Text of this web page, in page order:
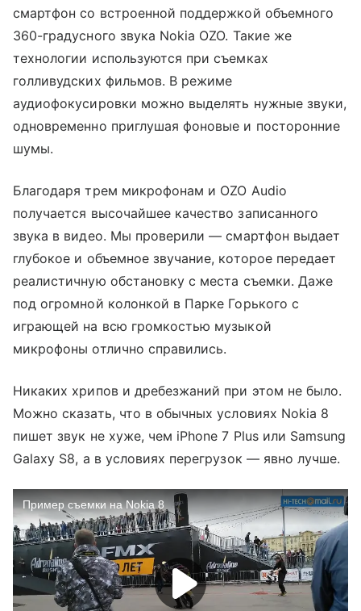
смартфон со встроенной поддержкой объемного
360-градусного звука Nokia OZO. Такие же
технологии используются при съемках
голливудских фильмов. В режиме
аудиофокусировки можно выделять нужные звуки,
одновременно приглушая фоновые и посторонние
шумы.
Благодаря трем микрофонам и OZO Audio
получается высочайшее качество записанного
звука в видео. Мы проверили — смартфон выдает
глубокое и объемное звучание, которое передает
реалистичную обстановку с места съемки. Даже
под огромной колонкой в Парке Горького с
играющей на всю громкостью музыкой
микрофоны отлично справились.
Никаких хрипов и дребезжаний при этом не было.
Можно сказать, что в обычных условиях Nokia 8
пишет звук не хуже, чем iPhone 7 Plus или Samsung
Galaxy S8, а в условиях перегрузок — явно лучше.